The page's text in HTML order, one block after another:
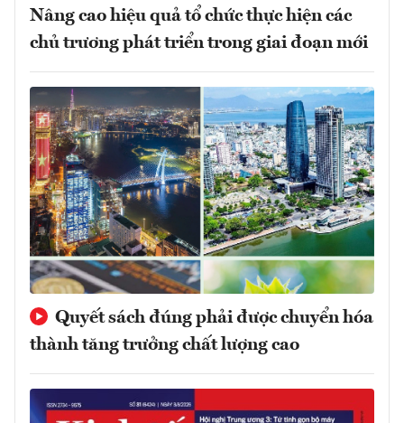
Nâng cao hiệu quả tổ chức thực hiện các
chủ trương phát triển trong giai đoạn mới
Quyết sách đúng phải được chuyển hóa
thành tăng trưởng chất lượng cao